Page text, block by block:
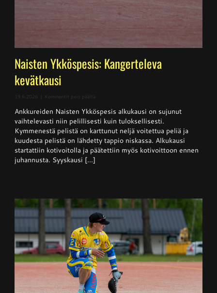
Naisten Ykköspesis: Kangerteleva
kevätkausi
19.6.2026 Kommentit pois päältä
Ykköspesis:
Kangerteleva
kevätkausi
Ankkureiden Naisten Ykköspesis alkukausi on sujunut
vaihtelevasti niin pelillisesti kuin tuloksellisesti.
Kymmenestä pelistä on karttunut neljä voitettua peliä ja
kuudesta pelistä on lähdetty tappio niskassa. Alkukausi
startattiin kotivoitolla ja päätettiin myös kotivoittoon ennen
juhannusta. Syyskausi [...]